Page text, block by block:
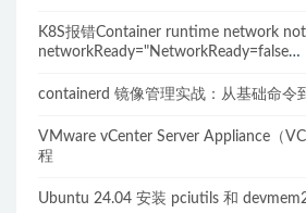
K8S报错Container runtime network
networkReady="NetworkReady=false
containerd 镜像管理实战：从基础命令
VMware vCenter Server Appliance（
程
Ubuntu 24.04 安装 pciutils 和